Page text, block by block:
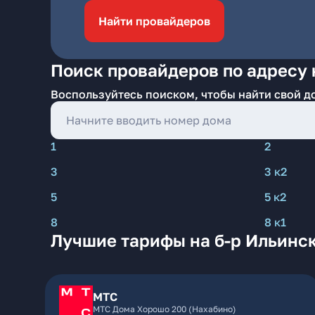
Найти провайдеров
Поиск провайдеров по адресу
Воспользуйтесь поиском, чтобы найти свой
1
2
3
3 к2
5
5 к2
8
8 к1
Лучшие тарифы на б-р
МТС
МТС Дома Хорошо 200 (Нахабино)